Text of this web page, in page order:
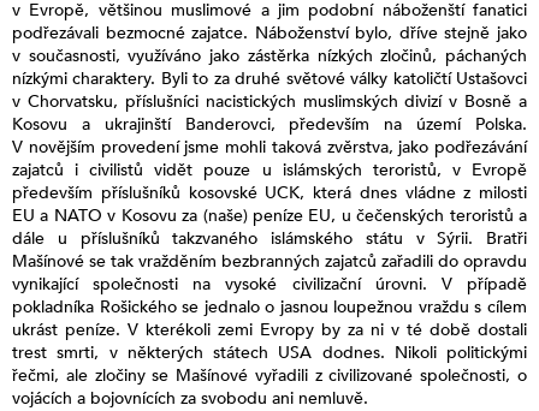
v Evropě, většinou muslimové a jim podobní náboženští fanatici
podřezávali bezmocné zajatce. Náboženství bylo, dříve stejně jako
v současnosti, využíváno jako zástěrka nízkých zločinů, páchaných
nízkými charaktery. Byli to za druhé světové války katoličtí Ustašovci
v Chorvatsku, příslušníci nacistických muslimských divizí v Bosně a
Kosovu a ukrajinští Banderovci, především na území Polska.
V novějším provedení jsme mohli taková zvěrstva, jako podřezávání
zajatců i civilistů vidět pouze u islámských teroristů, v Evropě
především příslušníků kosovské UCK, která dnes vládne z milosti
EU a NATO v Kosovu za (naše) peníze EU, u čečenských teroristů a
dále u příslušníků takzvaného islámského státu v Sýrii. Bratři
Mašínové se tak vražděním bezbranných zajatců zařadili do opravdu
vynikající společnosti na vysoké civilizační úrovni. V případě
pokladníka Rošického se jednalo o jasnou loupežnou vraždu s cílem
ukrást peníze. V kterékoli zemi Evropy by za ni v té době dostali
trest smrti, v některých státech USA dodnes. Nikoli politickými
řečmi, ale zločiny se Mašínové vyřadili z civilizované společnosti, o
vojácích a bojovnících za svobodu ani nemluvě.